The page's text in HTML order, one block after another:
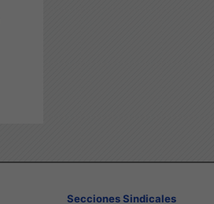
Secciones Sindicales